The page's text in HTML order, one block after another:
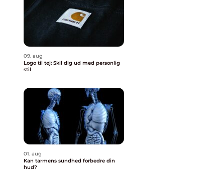
09. aug
Logo til tøj: Skil dig ud med personlig
stil
01. aug
Kan tarmens sundhed forbedre din
hud?